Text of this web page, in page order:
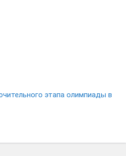
этапа олимпиады в